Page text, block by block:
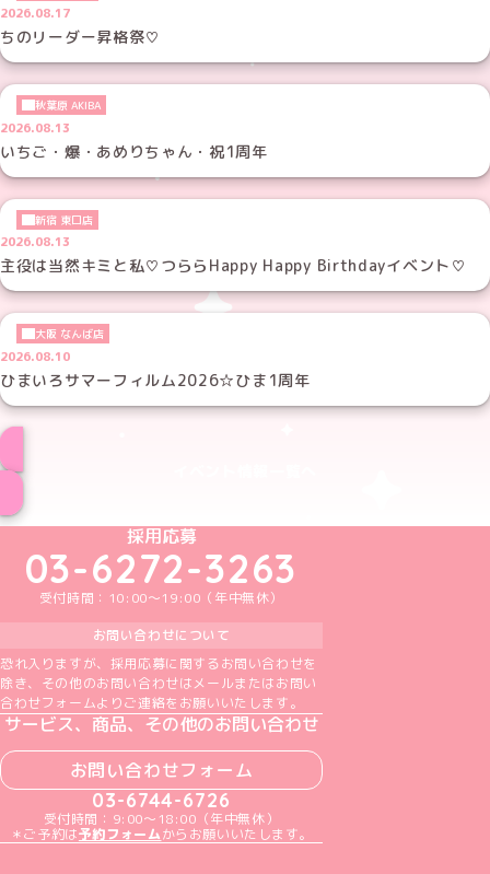
2026.08.17
ちのリーダー昇格祭♡
秋葉原 AKIBA
2026.08.13
いちご・爆・あめりちゃん・祝1周年
新宿 東口店
2026.08.13
主役は当然キミと私♡つららHappy Happy Birthdayイベント♡
大阪 なんば店
2026.08.10
ひまいろサマーフィルム2026☆ひま1周年
めいどりーみんTikTok公式アカウント
めいどりーみんX公式アカウント
めいどりーみんInstagram公式アカウント
めいどりーみんFacebook公式アカウン
めいどりーみんYouTube公式アカ
採用応募
03-6272-3263
受付時間：10:00～19:00（年中無休）
お問い合わせについて
恐れ入りますが、採用応募に関するお問い合わせを
除き、その他のお問い合わせはメールまたはお問い
合わせフォームよりご連絡をお願いいたします。
サービス、商品、その他のお問い合わせ
お問い合わせフォーム
03-6744-6726
受付時間：9:00～18:00（年中無休）
＊ご予約は予約フォームからお願いいたします。